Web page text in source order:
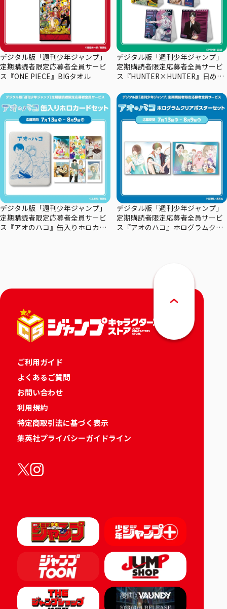
デジタル版「週刊少年ジャンプ」
定期購読者限定応募者全員サービ
ス『ONE PIECE』BIGタオル
デジタル版「週刊少年ジャンプ」
定期購読者限定応募者全員サービ
ス『HUNTER×HUNTER』日めく
デジタル版「週刊少年ジャンプ」
定期購読者限定応募者全員サービ
ス『アオのハコ』缶入りホロカー
デジタル版「週刊少年ジャンプ」
定期購読者限定応募者全員サービ
ス『アオのハコ』ホログラムクリ
ご利用ガイド
よくあるご質問
お問い合わせ
利用規約
特定商取引法に基づく表示
集英社プライバシーガイドライン